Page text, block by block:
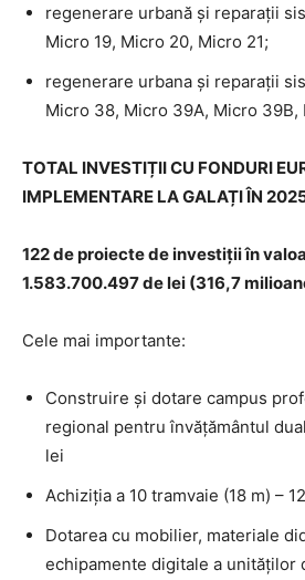
regenerare urbană și reparații
Micro 19, Micro 20, Micro 21;
regenerare urbana și reparații
Micro 38, Micro 39A, Micro 39B,
TOTAL INVESTIȚII CU FONDURI
IMPLEMENTARE LA GALAȚI ÎN
122 de proiecte de investiții în
1.583.700.497 de lei (316,7
Cele mai importante:
Construire și dotare campus
regional pentru învățământul
lei
Achiziția a 10 tramvaie (18 m) –
Dotarea cu mobilier, materiale
echipamente digitale a unităților